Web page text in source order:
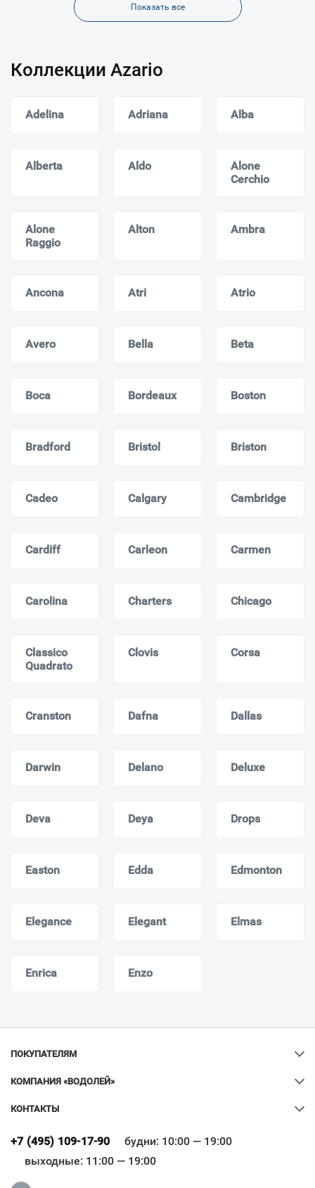
Показать все
Коллекции Azario
Adelina Adriana Alba
Alberta Aldo
Alone
Cerchio
Alone
Raggio
Alton Ambra
Ancona Atri Atrio
Avero Bella Beta
Boca Bordeaux Boston
Bradford Bristol Briston
Cadeo Calgary Cambridge
Cardiff Carleon Carmen
Carolina Charters Chicago
Classico
Quadrato
Clovis Corsa
Cranston Dafna Dallas
Darwin Delano Deluxe
Deva Deya Drops
Easton Edda Edmonton
Elegance Elegant Elmas
Enrica Enzo
ПОКУПАТЕЛЯМ
КОМПАНИЯ «ВОДОЛЕЙ»
КОНТАКТЫ
+7 (495) 109-17-90
будни: 10:00 — 19:00
выходные: 11:00 — 19:00
Всё верно